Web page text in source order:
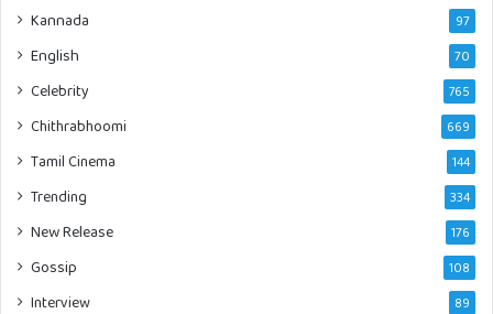
Kannada 97
English 70
Celebrity 765
Chithrabhoomi 669
Tamil Cinema 144
Trending 334
New Release 176
Gossip 108
Interview 89